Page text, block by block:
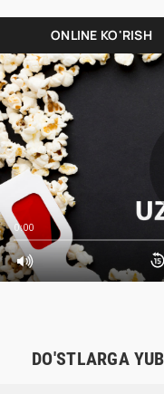
ONLINE KO'RISH
0:00
DO'STLARGA